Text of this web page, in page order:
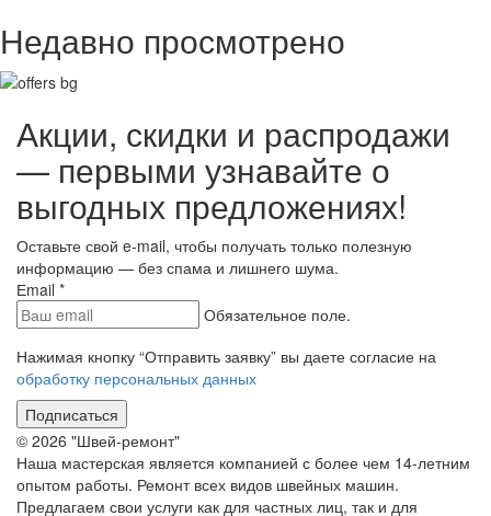
Недавно просмотрено
Акции, скидки и распродажи
— первыми узнавайте о
выгодных предложениях!
Оставьте свой e-mail, чтобы получать только полезную
информацию — без спама и лишнего шума.
Еmail *
Обязательное поле.
Нажимая кнопку “Отправить заявку” вы даете согласие на
обработку персональных данных
Подписаться
© 2026 "Швей-ремонт"
Наша мастерская является компанией с более чем 14-летним
опытом работы. Ремонт всех видов швейных машин.
Предлагаем свои услуги как для частных лиц, так и для